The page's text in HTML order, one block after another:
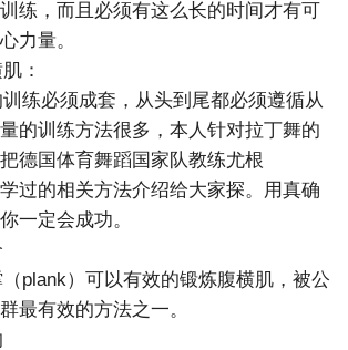
练，而且必须有这么长的时间才有可
力量。
：
练必须成套，从头到尾都必须遵循从
的训练方法很多，本人针对拉丁舞的
德国体育舞蹈国家队教练尤根
学过的相关方法介绍给大家探。用真确
一定会成功。
plank）可以有效的锻炼腹横肌，被公
最有效的方法之一。